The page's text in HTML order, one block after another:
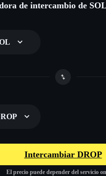
de intercambio de
Intercambiar DROP
El precio puede depender del servicio